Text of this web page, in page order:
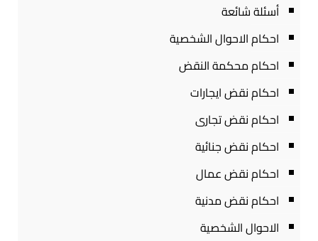
أسئلة شائعة
احكام الاحوال الشخصية
احكام محكمة النقض
احكام نقض ايجارات
احكام نقض تجارى
احكام نقض جنائية
احكام نقض عمال
احكام نقض مدنية
الاحوال الشخصية